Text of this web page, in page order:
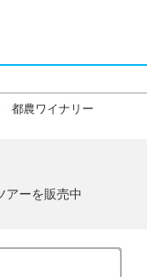
都農ワイナリー
アーを販売中